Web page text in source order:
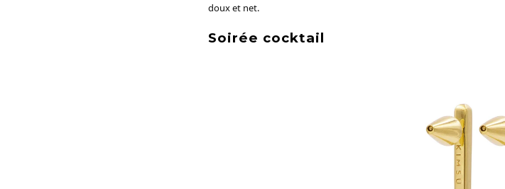
doux et net.
Soirée cocktail